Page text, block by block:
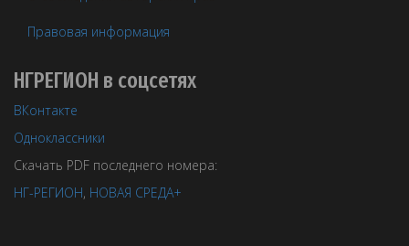
Правовая информация
НГРЕГИОН в соцсетях
ВКонтакте
Одноклассники
Скачать PDF последнего номера:
НГ-РЕГИОН, НОВАЯ СРЕДА+